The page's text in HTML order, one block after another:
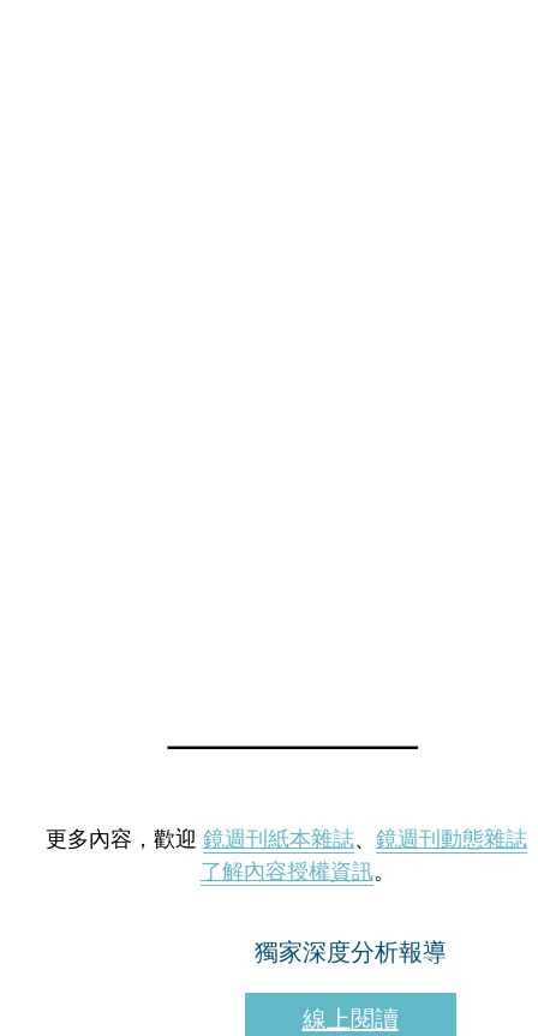
更多內容，歡迎 鏡週刊紙本雜誌、 鏡週刊動態雜誌
了解內容授權資訊。
獨家深度分析報導
線上閱讀